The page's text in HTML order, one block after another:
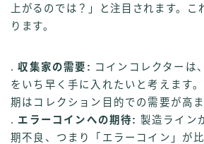
上がるのでは？」と注目されます。こ
ります。
.収集家の需要: コインコレクターは
をいち早く手に入れたいと考えます
期はコレクション目的での需要が高ま
. エラーコインへの期待: 製造ライン
期不良、つまり「エラーコイン」が